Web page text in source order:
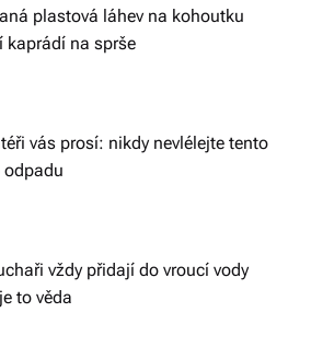
plastová láhev na kohoutku
kaprádí na sprše
vás prosí: nikdy nevlélejte tento
odpadu
vždy přidají do vroucí vody
to věda